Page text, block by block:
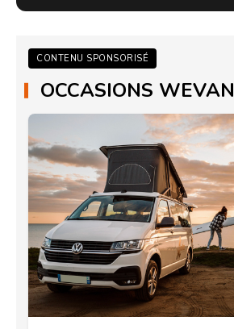
CONTENU SPONSORISÉ
OCCASIONS WEVAN